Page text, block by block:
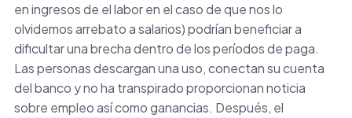
en ingresos de el labor en el caso de que nos lo
olvidemos arrebato a salarios) podrían beneficiar a
dificultar una brecha dentro de los períodos de paga.
Las personas descargan una uso, conectan su cuenta
del banco y no ha transpirado proporcionan noticia
sobre empleo así­ como ganancias. Después, el